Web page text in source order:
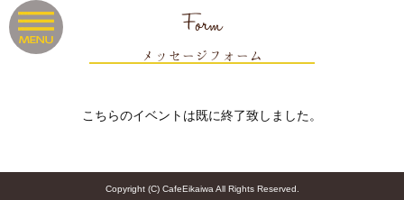
Form
メッセージフォーム
こちらのイベントは既に終了致しました。
Copyright (C) CafeEikaiwa All Rights Reserved.